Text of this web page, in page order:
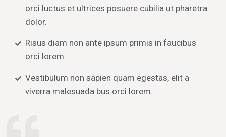
orci luctus et ultrices posuere cubilia ut pharetra
dolor.
Risus diam non ante ipsum primis in faucibus
orci lorem.
Vestibulum non sapien quam egestas, elit a
viverra malesuada bus orci lorem.